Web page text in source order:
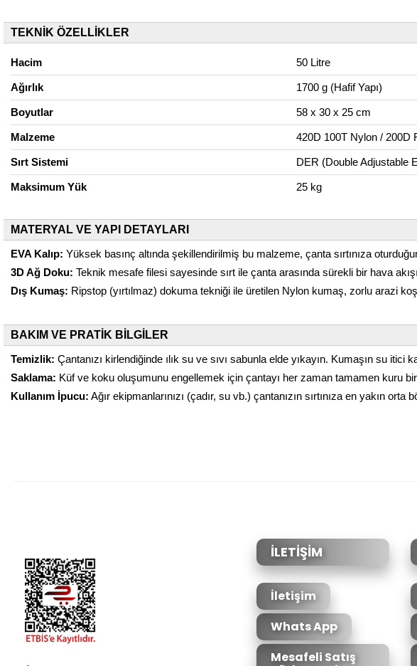
TEKNİK ÖZELLİKLER
Hacim 50 Litre
Ağırlık 1700 g (Hafif Yapı)
Boyutlar 58 x 30 x 25 cm
Malzeme 420D 100T Nylon / 200D
Sırt Sistemi DER (Double Adjustable
Maksimum Yük 25 kg
MATERYAL VE YAPI DETAYLARI
EVA Kalıp: Yüksek basınç altında şekillendirilmiş bu malzeme, çanta sırtınıza
3D Ağ Doku: Teknik mesafe filesi sayesinde sırt ile çanta arasında sürekli bir hava
Dış Kumaş: Ripstop (yırtılmaz) dokuma tekniği ile üretilen Nylon kumaş, zorlu arazi
BAKIM VE PRATİK BİLGİLER
Temizlik: Çantanızı kirlendiğinde ılık su ve sıvı sabunla elde yıkayın. Kumaşın su
Saklama: Küf ve koku oluşumunu engellemek için çantayı her zaman tamamen kuru
Kullanım İpucu: Ağır ekipmanlarınızı (çadır, su vb.) çantanızın sırtınıza en yakın
Ürün fiyatı diğer sitelerden daha pahalı.
Bu ürüne benzer farklı alternatifler olmalı.
İLETİŞİM
İletişim
Whats App
Mesafeli Satış